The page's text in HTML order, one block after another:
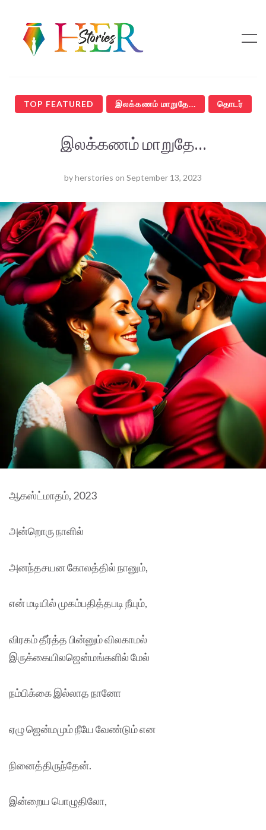
TOP FEATURED இலக்கணம் மாறுதே... தொடர்
இலக்கணம் மாறுதே…
byherstories on September 13, 2023
ஆகஸ்ட்மாதம், 2023
அன்றொரு நாளில்
அனந்தசயன கோலத்தில் நானும்,
என் மடியில் முகம்பதித்தபடி நீயும்,
விரகம் தீர்த்த பின்னும் விலகாமல்
இருக்கையிலஜென்மங்களில் மேல்
நம்பிக்கை இல்லாத நானோ
ஏழு ஜென்மமும் நீயே வேண்டும் என
நினைத்திருந்தேன்.
இன்றைய பொழுதிலோ,